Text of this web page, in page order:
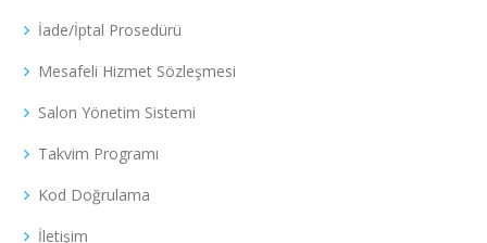
İade/İptal Prosedürü
Mesafeli Hizmet Sözleşmesi
Salon Yönetim Sistemi
Takvim Programı
Kod Doğrulama
İletişim